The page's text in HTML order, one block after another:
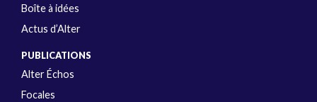
Boîte à idées
Actus d’Alter
PUBLICATIONS
Alter Échos
Focales